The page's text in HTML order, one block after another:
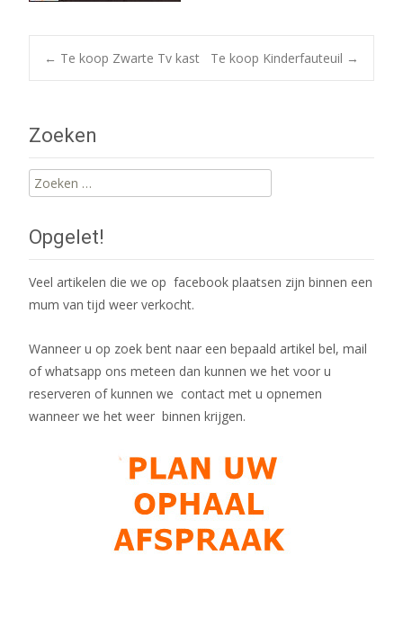
Post
navigation
← Te koop Zwarte Tv kast Te koop Kinderfauteuil →
Zoeken
Zoeken
naar:
Opgelet!
Veel artikelen die we op facebook plaatsen zijn binnen een
mum van tijd weer verkocht.
Wanneer u op zoek bent naar een bepaald artikel bel, mail
of whatsapp ons meteen dan kunnen we het voor u
reserveren of kunnen we contact met u opnemen
wanneer we het weer binnen krijgen.